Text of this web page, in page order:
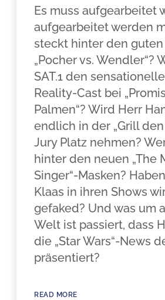
Es muss aufgearbeitet
aufgearbeitet werden
steckt hinter den
„Pocher vs. Wendler“?
SAT.1 den
Reality-Cast bei
Palmen“? Wird Herr
endlich in der „Grill
Jury Platz nehmen?
hinter den neuen „The
Singer“-Masken?
Klaas in ihren Shows
gefaked? Und was um
Welt ist passiert, dass
die „Star Wars“-News
präsentiert?
READ MORE